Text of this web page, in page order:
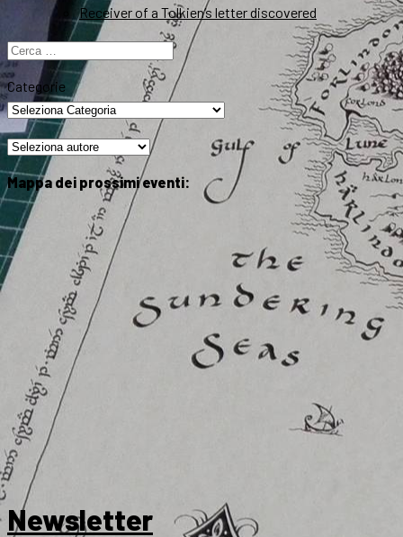
Receiver of a Tolkien’s letter discovered
Ricerca
per:
Categorie
Mappa dei prossimi eventi:
Newsletter